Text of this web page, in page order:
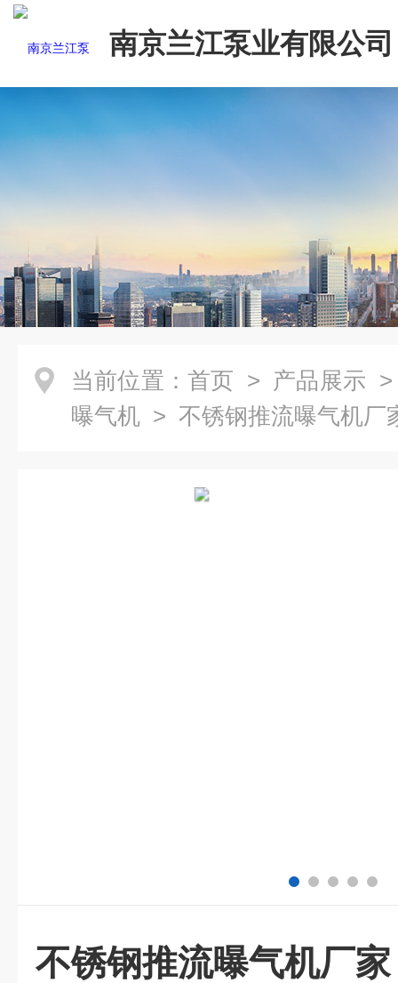
南京兰江泵业有限公司
当前位置： 首页 > 产品展示
曝气机 > 不锈钢推流曝气机厂
不锈钢推流曝气机厂家